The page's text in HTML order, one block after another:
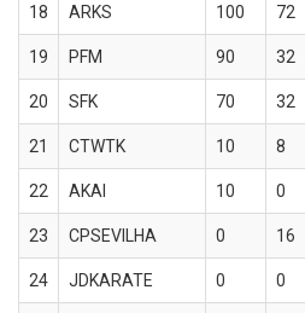
18 ARKS 100 72
19 PFM 90 32
20 SFK 70 32
21 CTWTK 10 8
22 AKAI 10 0
23 CPSEVILHA 0 16
24 JDKARATE 0 0